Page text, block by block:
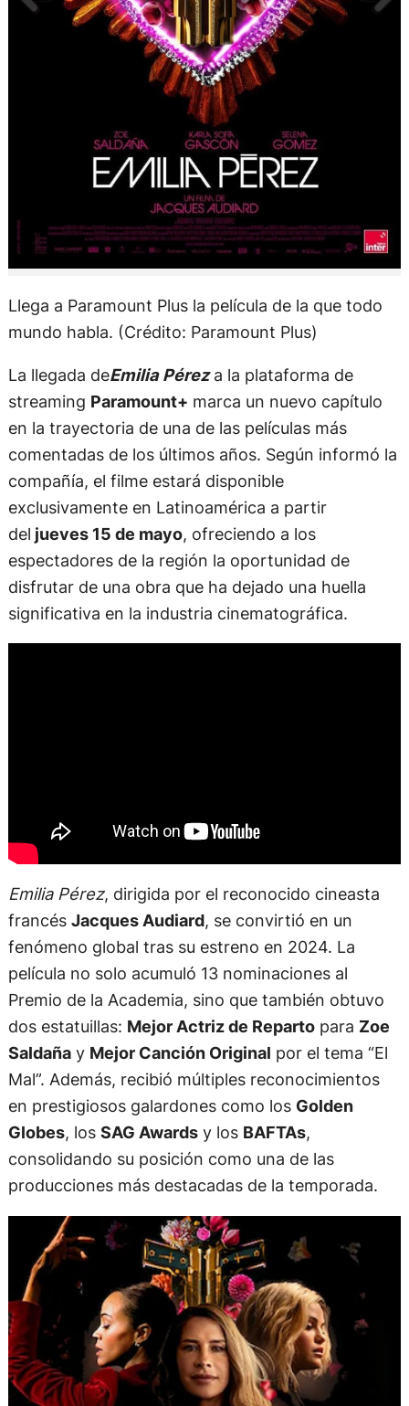
Llega a Paramount Plus la película de la que todo
mundo habla. (Crédito: Paramount Plus)
La llegada deEmilia Péreza la plataforma de
streaming Paramount+ marca un nuevo capítulo
en la trayectoria de una de las películas más
comentadas de los últimos años. Según informó la
compañía, el filme estará disponible
exclusivamente en Latinoamérica a partir
del jueves 15 de mayo, ofreciendo a los
espectadores de la región la oportunidad de
disfrutar de una obra que ha dejado una huella
significativa en la industria cinematográfica.
Emilia Pérez, dirigida por el reconocido cineasta
francés Jacques Audiard, se convirtió en un
fenómeno global tras su estreno en 2024. La
película no solo acumuló 13 nominaciones al
Premio de la Academia, sino que también obtuvo
dos estatuillas: Mejor Actriz de Repartopara Zoe
Saldañay Mejor Canción Original por el tema “El
Mal”. Además, recibió múltiples reconocimientos
en prestigiosos galardones como los Golden
Globes, los SAG Awardsy los BAFTAs,
consolidando su posición como una de las
producciones más destacadas de la temporada.